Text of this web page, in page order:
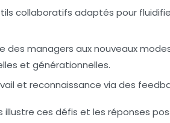
collaboratifs adaptés pour
des managers aux nouveaux
et générationnelles.
et reconnaissance via des
illustre ces défis et les réponses